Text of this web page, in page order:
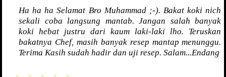
Ha ha ha Selamat Bro Muhammad ;-). Bakat koki nich
sekali coba langsung mantab. Jangan salah banyak
koki hebat justru dari kaum laki-laki lho. Teruskan
bakatnya Chef, masih banyak resep mantap menunggu.
Terima Kasih sudah hadir dan uji resep. Salam...Endang